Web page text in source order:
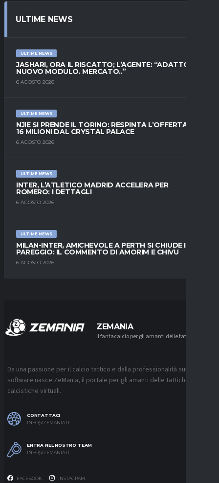
ULTIME NEWS
ULTIME NEWS
JASHARI, ORA IL RISCATTO; L’AGENTE: “ADATTO AL
NUOVO MODULO. MERCATO..”
6 AGOSTO 2026
ULTIME NEWS
NJIE SI PRENDE IL TORINO: RESPINTA L’OFFERTA DI
16 MILIONI DAL CRYSTAL PALACE
6 AGOSTO 2026
ULTIME NEWS
INTER, L’ATLETICO MADRID ACCELERA PER
ROMERO: I DETTAGLI
6 AGOSTO 2026
ULTIME NEWS
MILAN-INTER, AMICHEVOLE A PERTH SI CHIUDE IN
PAREGGIO: IL COMMENTO DI AMORIM E CHIVU
6 AGOSTO 2026
ZEMANIA
Il fantacalcio per gli amanti delle tattiche
Da una passione per il calcio tattico e dalla professionalità sui
software nasce ZeMania, il portale per gli amanti delle tattiche
calcistiche virtuali.
CONTATTACI
INFO@ZEMANIA.IT
ENTRA NEL NOSTRO TEAM
INFO@ZEMANIA.IT
FACEBOOK INSTAGRAM